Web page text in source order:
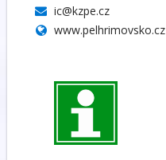
ic@kzpe.cz
www.pelhrimovsko.cz